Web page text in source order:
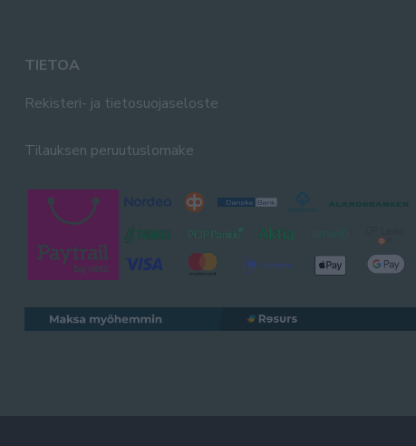
TIETOA
Rekisteri- ja tietosuojaseloste
Tilauksen peruutuslomake